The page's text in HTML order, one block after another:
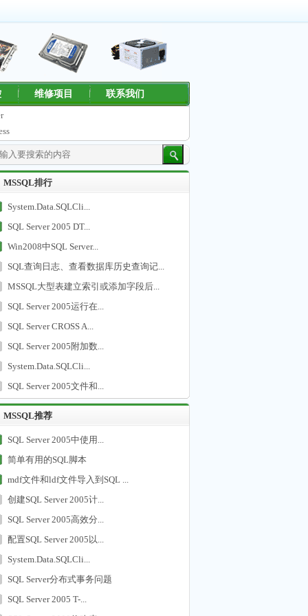
维修项目 联系我们
MSSQL排行
System.Data.SQLCli...
SQL Server 2005 DT...
Win2008中SQL Server...
SQL查询日志、查看数据库历史查询记...
MSSQL大型表建立索引或添加字段后...
SQL Server 2005运行在...
SQL Server CROSS A...
SQL Server 2005附加数...
System.Data.SQLCli...
SQL Server 2005文件和...
MSSQL推荐
SQL Server 2005中使用...
简单有用的SQL脚本
mdf文件和ldf文件导入到SQL ...
创建SQL Server 2005计...
SQL Server 2005高效分...
配置SQL Server 2005以...
System.Data.SQLCli...
SQL Server分布式事务问题
SQL Server 2005 T-...